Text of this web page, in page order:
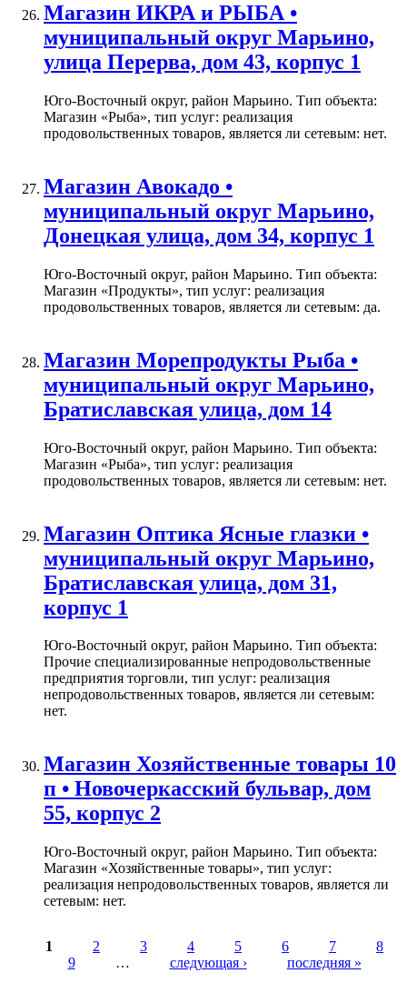
Магазин ИКРА и РЫБА •
муниципальный округ Марьино,
улица Перерва, дом 43, корпус 1
Юго-Восточный округ, район Марьино. Тип объекта:
Магазин «Рыба», тип услуг: реализация
продовольственных товаров, является ли сетевым: нет.
Магазин Авокадо •
муниципальный округ Марьино,
Донецкая улица, дом 34, корпус 1
Юго-Восточный округ, район Марьино. Тип объекта:
Магазин «Продукты», тип услуг: реализация
продовольственных товаров, является ли сетевым: да.
Магазин Морепродукты Рыба •
муниципальный округ Марьино,
Братиславская улица, дом 14
Юго-Восточный округ, район Марьино. Тип объекта:
Магазин «Рыба», тип услуг: реализация
продовольственных товаров, является ли сетевым: нет.
Магазин Оптика Ясные глазки •
муниципальный округ Марьино,
Братиславская улица, дом 31,
корпус 1
Юго-Восточный округ, район Марьино. Тип объекта:
Прочие специализированные непродовольственные
предприятия торговли, тип услуг: реализация
непродовольственных товаров, является ли сетевым:
нет.
Магазин Хозяйственные товары 10
п • Новочеркасский бульвар, дом
55, корпус 2
Юго-Восточный округ, район Марьино. Тип объекта:
Магазин «Хозяйственные товары», тип услуг:
реализация непродовольственных товаров, является ли
сетевым: нет.
Страницы
1 2 3 4 5 6 7
8
9
… следующая ›
последняя »